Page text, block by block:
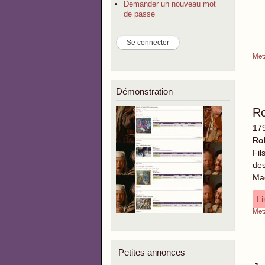
Demander un nouveau mot
de passe
Démonstration
Petites annonces